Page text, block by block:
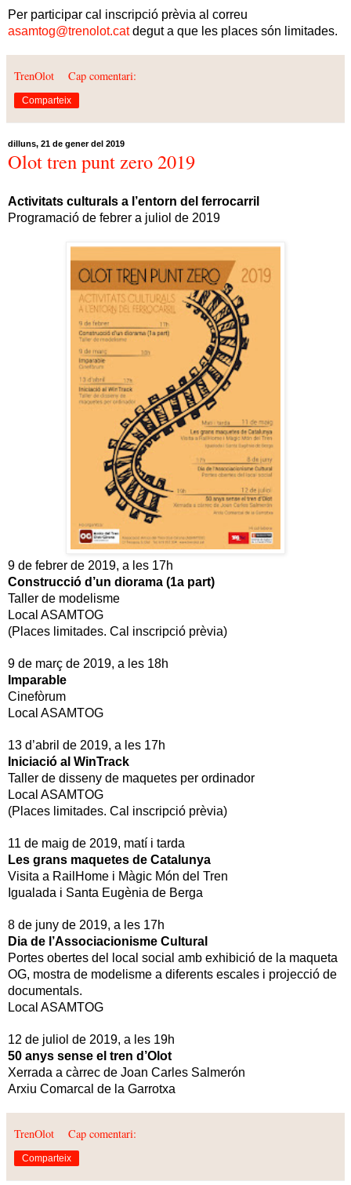
Per participar cal inscripció prèvia al correu
asamtog@trenolot.catdegut a que les places són limitades.
TrenOlot Cap comentari:
Comparteix
dilluns, 21 de gener del 2019
Olot tren punt zero 2019
Activitats culturals a l’entorn del ferrocarril
Programació de febrer a juliol de 2019
9 de febrer de 2019, a les 17h
Construcció d’un diorama (1a part)
Taller de modelisme
Local ASAMTOG
(Places limitades. Cal inscripció prèvia)
9 de març de 2019, a les 18h
Imparable
Cinefòrum
Local ASAMTOG
13 d’abril de 2019, a les 17h
Iniciació al WinTrack
Taller de disseny de maquetes per ordinador
Local ASAMTOG
(Places limitades. Cal inscripció prèvia)
11 de maig de 2019, matí i tarda
Les grans maquetes de Catalunya
Visita a RailHome i Màgic Món del Tren
Igualada i Santa Eugènia de Berga
8 de juny de 2019, a les 17h
Dia de l’Associacionisme Cultural
Portes obertes del local social amb exhibició de la maqueta
OG, mostra de modelisme a diferents escales i projecció de
documentals.
Local ASAMTOG
12 de juliol de 2019, a les 19h
50 anys sense el tren d’Olot
Xerrada a càrrec de Joan Carles Salmerón
Arxiu Comarcal de la Garrotxa
TrenOlot Cap comentari:
Comparteix